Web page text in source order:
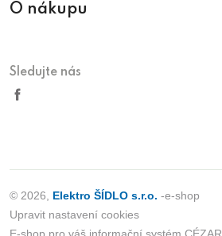
O nákupu
Sledujte nás
© 2026, Elektro ŠÍDLO s.r.o. -e-shop
Upravit nastavení cookies